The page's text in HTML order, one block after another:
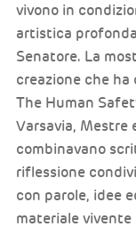
vivono in
artistica
Senatore. La
creazione che
The Human
Varsavia, Mestre
combinavano
riflessione
con parole, idee
materiale vivente